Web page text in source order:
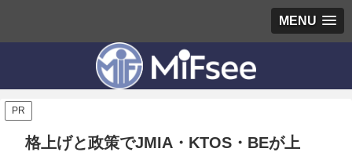
MENU
PR
格上げと政策でJMIA・KTOS・BEが上